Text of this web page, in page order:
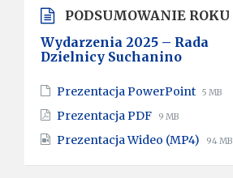
PODSUMOWANIE ROKU
Wydarzenia 2025 – Rada
Dzielnicy Suchanino
Prezentacja PowerPoint File
File
5 MB
Prezentacja PDF File
pdf
File
9 MB
Prezentacja Wideo (MP4) File
mp4
File
94 MB